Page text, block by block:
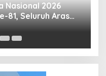
Nasional 2026
81, Seluruh Aras